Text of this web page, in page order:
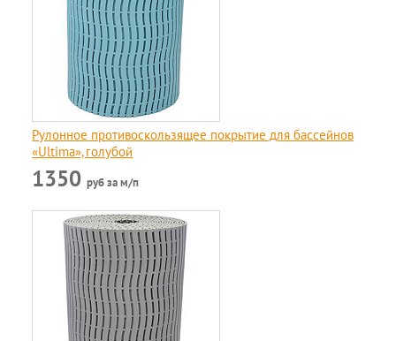
Рулонное противоскользящее покрытие для бассейнов
«Ultima», голубой
1350руб за м/п